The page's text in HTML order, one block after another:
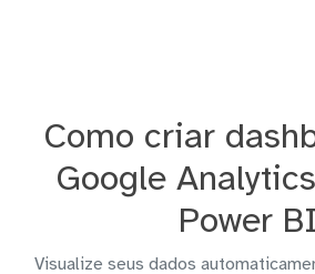
Como criar
Google
Power BI
Visualize seus dados